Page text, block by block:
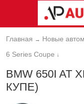
Главная → Новые
6 Series Coupe ↓
BMW 650I AT
КУПЕ)